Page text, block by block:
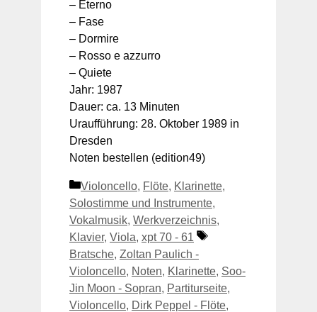
– Eterno
– Fase
– Dormire
– Rosso e azzurro
– Quiete
Jahr: 1987
Dauer: ca. 13 Minuten
Uraufführung: 28. Oktober 1989 in
Dresden
Noten bestellen (edition49)
Kategorien
Violoncello, Flöte, Klarinette,
Solostimme und Instrumente,
Vokalmusik, Werkverzeichnis,
Klavier, Viola, xpt 70 - 61
Schlagwörter
Bratsche, Zoltan Paulich -
Violoncello, Noten, Klarinette, Soo-
Jin Moon - Sopran, Partiturseite,
Violoncello, Dirk Peppel - Flöte,